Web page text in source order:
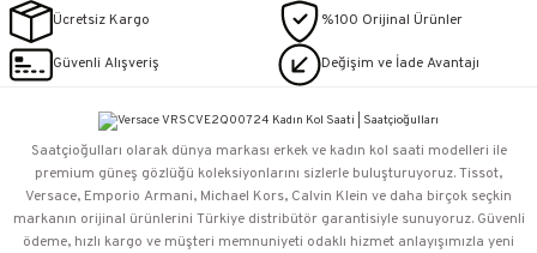
Ücretsiz Kargo %100 Orijinal Ürünler
Güvenli Alışveriş Değişim ve İade Avantajı
Saatçioğulları⁠ olarak dünya markası erkek ve kadın kol saati modelleri ile
premium güneş gözlüğü koleksiyonlarını sizlerle buluşturuyoruz. Tissot,
Versace, Emporio Armani, Michael Kors, Calvin Klein ve daha birçok seçkin
markanın orijinal ürünlerini Türkiye distribütör garantisiyle sunuyoruz. Güvenli
ödeme, hızlı kargo ve müşteri memnuniyeti odaklı hizmet anlayışımızla yeni